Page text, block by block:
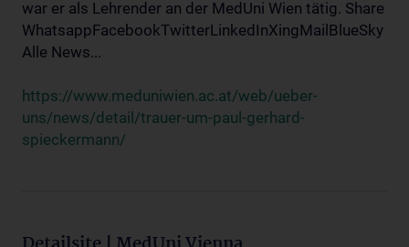
war er als Lehrender an der MedUni Wien tätig. Share
WhatsappFacebookTwitterLinkedInXingMailBlueSky
Alle News...
https://www.meduniwien.ac.at/web/ueber-
uns/news/detail/trauer-um-paul-gerhard-
spieckermann/